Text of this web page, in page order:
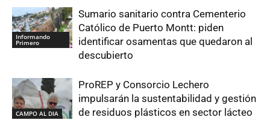
Informando
Primero
Sumario sanitario contra Cementerio
Católico de Puerto Montt: piden
identificar osamentas que quedaron al
descubierto
CAMPO AL DIA
ProREP y Consorcio Lechero
impulsarán la sustentabilidad y gestión
de residuos plásticos en sector lácteo